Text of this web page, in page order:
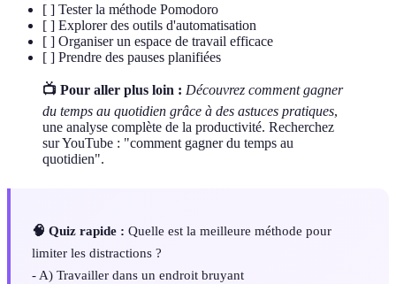
[ ] Tester la méthode Pomodoro
[ ] Explorer des outils d'automatisation
[ ] Organiser un espace de travail efficace
[ ] Prendre des pauses planifiées
📺 Pour aller plus loin : Découvrez comment gagner
du temps au quotidien grâce à des astuces pratiques,
une analyse complète de la productivité. Recherchez
sur YouTube : "comment gagner du temps au
quotidien".
🧠 Quiz rapide : Quelle est la meilleure méthode pour
limiter les distractions ?
- A) Travailler dans un endroit bruyant